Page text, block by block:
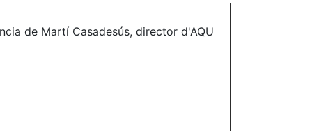
de Martí Casadesús, director d'AQU